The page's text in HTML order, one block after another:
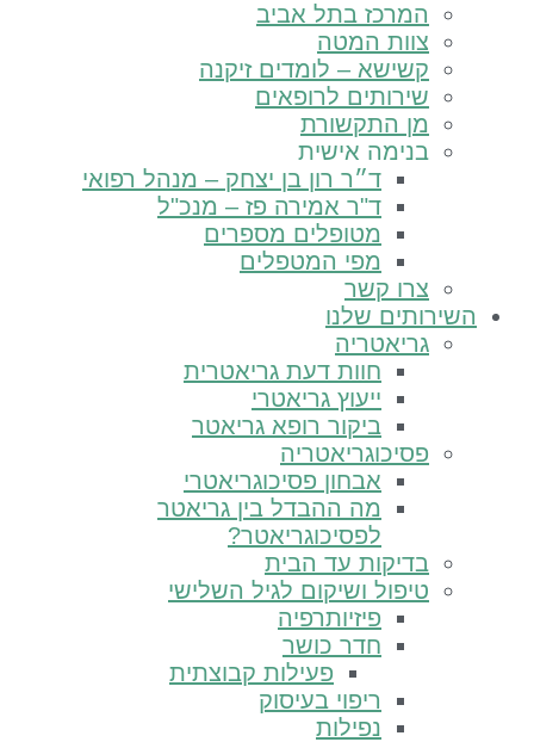
המרכז בתל אביב
צוות המטה
קשישא – לומדים זיקנה
שירותים לרופאים
מן התקשורת
בנימה אישית
ד״ר רון בן יצחק – מנהל רפואי
ד"ר אמירה פז – מנכ"ל
מטופלים מספרים
מפי המטפלים
צרו קשר
שלנו
גריאטריה
חוות דעת גריאטרית
ייעוץ גריאטרי
ביקור רופא גריאטר
פסיכוגריאטריה
אבחון פסיכוגריאטרי
מה ההבדל בין גריאטר
לפסיכוגריאטר?
בדיקות עד הבית
טיפול ושיקום לגיל השלישי
פיזיותרפיה
חדר כושר
פעילות קבוצתית
ריפוי בעיסוק
נפילות